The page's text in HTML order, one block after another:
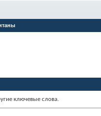
ключевые слова.